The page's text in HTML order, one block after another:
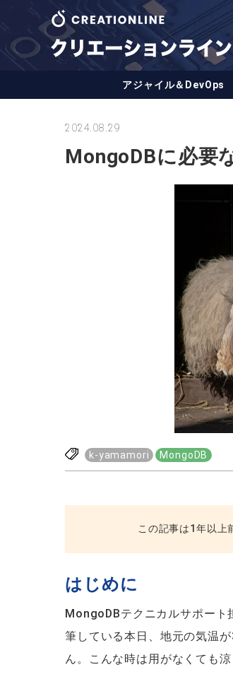
アジャイル＆DevOps
2024.08.29
MongoDBに必要
k-yamamori MongoDB
この記事は1年以上
はじめに
MongoDBテクニカルサポート
筆している本日、地元の気温
ん。こんな時は用がなくても